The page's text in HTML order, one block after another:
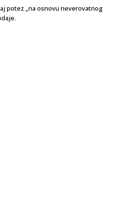
potez „na osnovu neverovatnog